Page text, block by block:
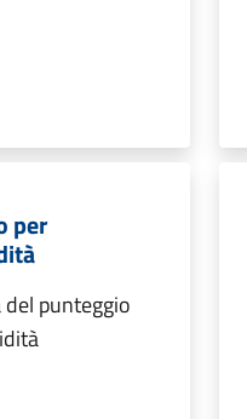
per
punteggio